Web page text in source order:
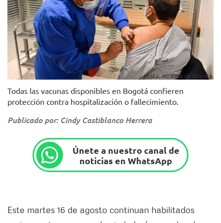
Foto. Alcaldía de Bogotá.
Todas las vacunas disponibles en Bogotá confieren
protección contra hospitalización o fallecimiento.
Publicado por: Cindy Castiblanco Herrera
Únete a nuestro canal de
noticias en WhatsApp
Este martes 16 de agosto continuan habilitados